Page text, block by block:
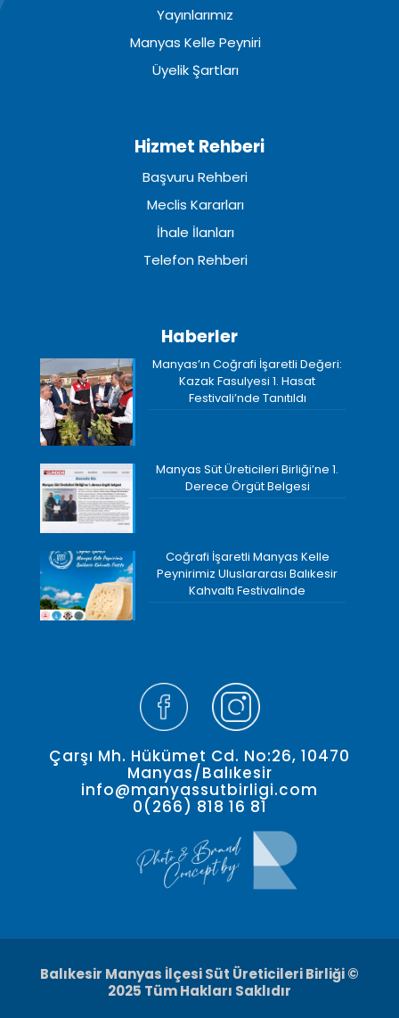
Yayınlarımız
Manyas Kelle Peyniri
Üyelik Şartları
Hizmet Rehberi
Başvuru Rehberi
Meclis Kararları
İhale İlanları
Telefon Rehberi
Haberler
Manyas’ın Coğrafi İşaretli Değeri:
Kazak Fasulyesi 1. Hasat
Festivali’nde Tanıtıldı
Manyas Süt Üreticileri Birliği’ne 1.
Derece Örgüt Belgesi
Coğrafi İşaretli Manyas Kelle
Peynirimiz Uluslararası Balıkesir
Kahvaltı Festivalinde
Çarşı Mh. Hükümet Cd. No:26, 10470
Manyas/Balıkesir
info@manyassutbirligi.com
0(266) 818 16 81
Balıkesir Manyas İlçesi Süt Üreticileri Birliği ©
2025 Tüm Hakları Saklıdır